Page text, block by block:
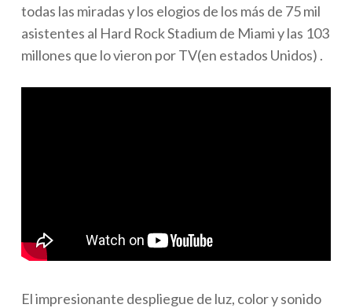
todas las miradas y los elogios de los más de 75 mil
asistentes al Hard Rock Stadium de Miami y las 103
millones que lo vieron por TV(en estados Unidos) .
El impresionante despliegue de luz, color y sonido